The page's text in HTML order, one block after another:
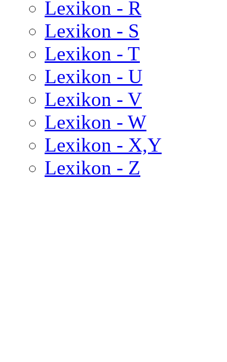
Lexikon - R
Lexikon - S
Lexikon - T
Lexikon - U
Lexikon - V
Lexikon - W
Lexikon - X,Y
Lexikon - Z